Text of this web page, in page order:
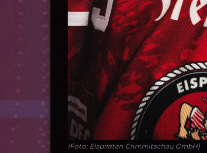
(Foto: Eispiraten Crimmitschau GmbH)